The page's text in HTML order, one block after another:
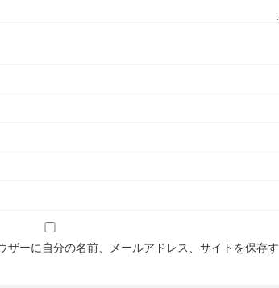
ザーに自分の名前、メールアドレス、サイトを保存す